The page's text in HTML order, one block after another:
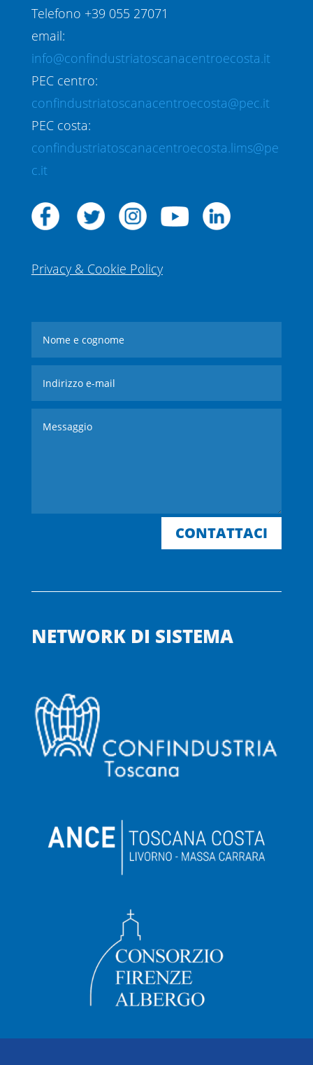
Telefono +39 055 27071
email:
info@confindustriatoscanacentroecosta.it
PEC centro:
confindustriatoscanacentroecosta@pec.it
PEC costa:
confindustriatoscanacentroecosta.lims@pe
c.it
Privacy & Cookie Policy
CONTATTACI
NETWORK DI SISTEMA